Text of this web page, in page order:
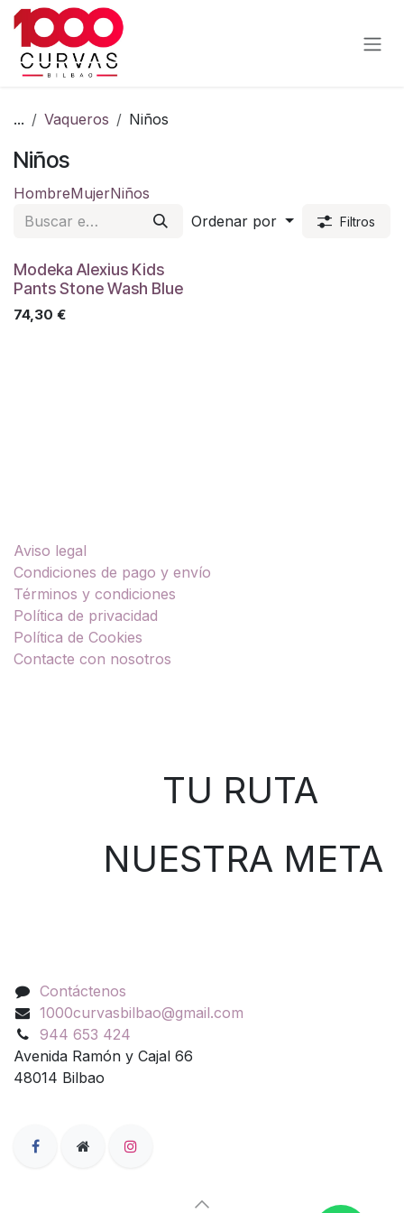
Ir al contenido
... Vaqueros Niños
Niños
HombreMujerNiños
Ordenar por
Filtros
Modeka Alexius Kids
Pants Stone Wash Blue
74,30 €
Aviso legal
Condiciones de pago y envío
Términos y condiciones
Política de privacidad
Política de Cookies
Contacte con nosotros
TU RUTA
NUESTRA META
Contáctenos
1000curvasbilbao@gmail.com
944 653 424
Avenida Ramón y Cajal 66
48014 Bilbao